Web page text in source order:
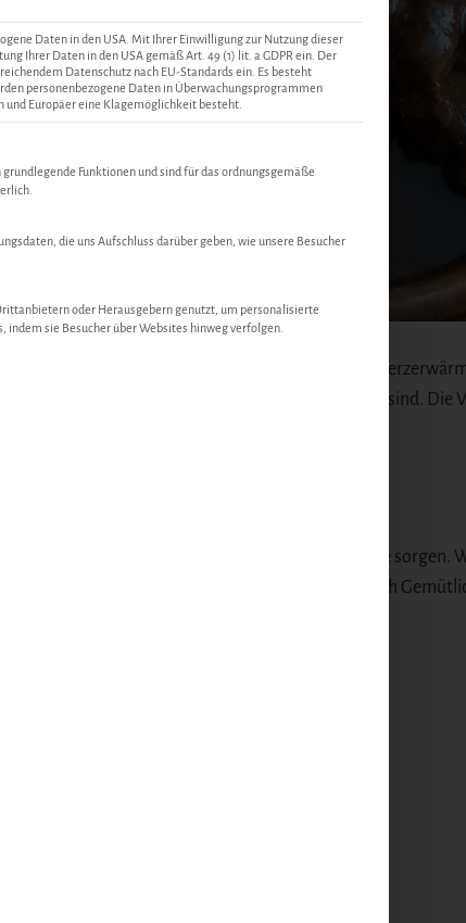
es kaum etwas Schöneres, als sich mit einem
die perfekt aufeinander abgestimmt sind. Die
macht.
Möhren und Rote Bete für herbstliche Frische sorgen.
perfekt in die Jahreszeit, in der wir uns nach
Daten in den USA. Mit Ihrer Einwilligung zur Nutzung dieser
Ihrer Daten in den USA gemäß Art. 49 (1) lit. a GDPR ein. Der
Datenschutz nach EU-Standards ein. Es besteht
personenbezogene Daten in Überwachungsprogrammen
und Europäer eine Klagemöglichkeit besteht.
Gruppen, für die eine Einwilligung erteilt werden kann. Die
Funktionen und sind für das ordnungsgemäße
die uns Aufschluss darüber geben, wie unsere Besucher
oder Herausgebern genutzt, um personalisierte
indem sie Besucher über Websites hinweg verfolgen.